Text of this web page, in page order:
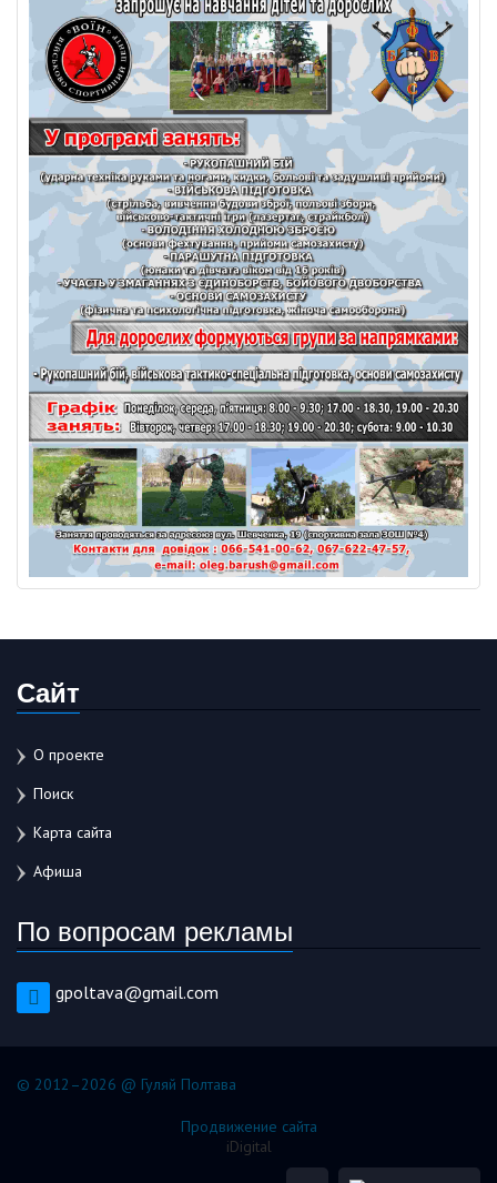
Сайт
О проекте
Поиск
Карта сайта
Афиша
По вопросам рекламы
gpoltava@gmail.com
© 2012–2026 @ Гуляй Полтава
Продвижение сайта
iDigital